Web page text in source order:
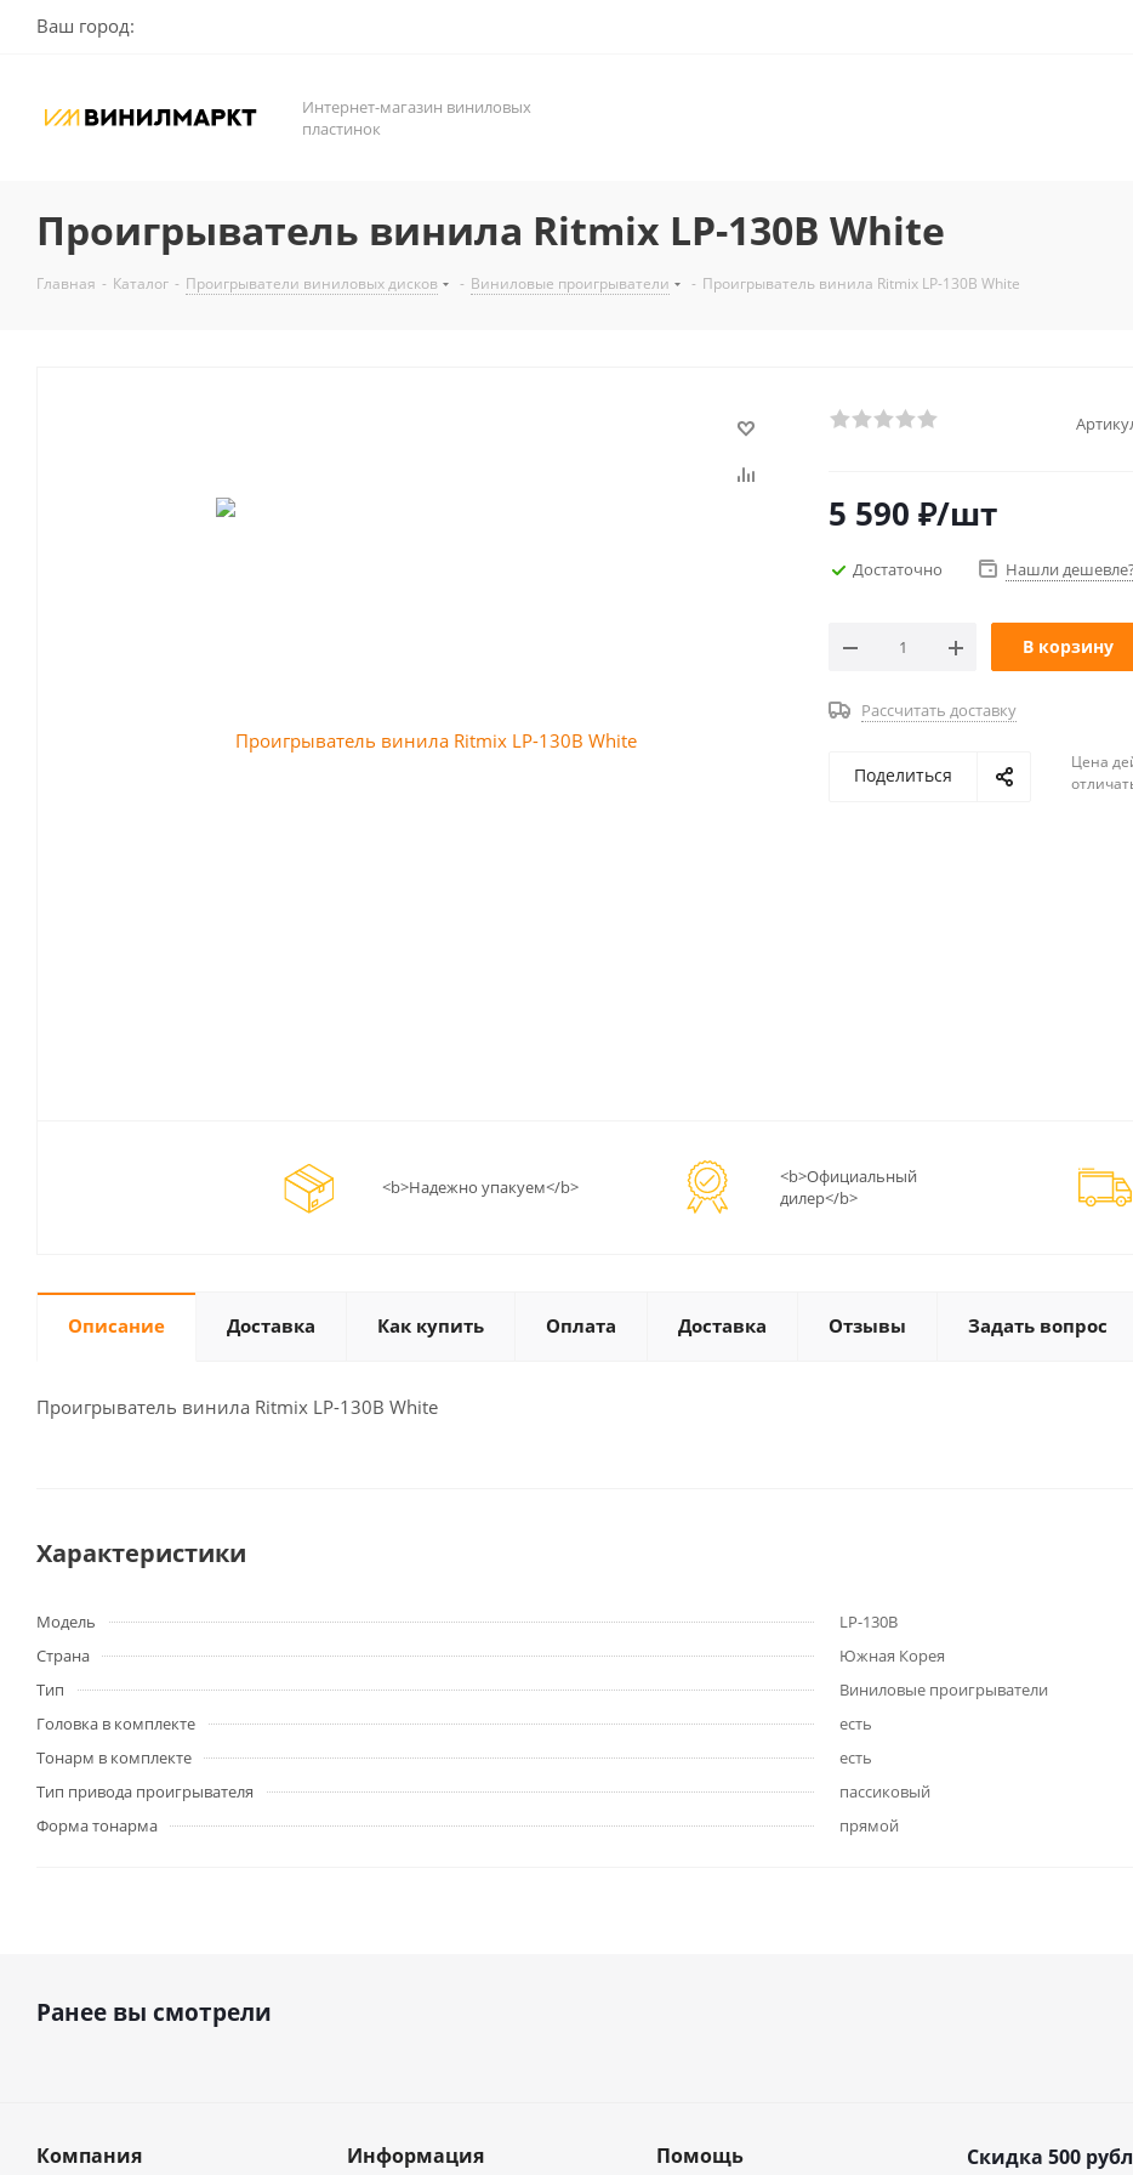
Ваш город:
Интернет-магазин виниловых
пластинок
Проигрыватель винила Ritmix LP-130B White
Главная - Каталог - Проигрыватели виниловых дисков - Виниловые проигрыватели - Проигрыватель винила Ritmix LP-130B White
5 590 ₽/шт
Достаточно Нашли дешевле?
В корзину
Рассчитать доставку
Поделиться
Цена
<b>Надежно упакуем</b>
<b>Официальный
дилер</b>
Описание Доставка Как купить Оплата Доставка Отзывы Задать вопрос
Проигрыватель винила Ritmix LP-130B White
Характеристики
Модель
LP-130B
Страна
Южная Корея
Тип
Виниловые проигрыватели
Головка в комплекте
есть
Тонарм в комплекте
есть
Тип привода проигрывателя
пассиковый
Форма тонарма
прямой
Ранее вы смотрели
Компания Информация Помощь
Скидка 500